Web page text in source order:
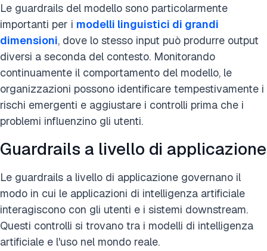
Le guardrails del modello sono particolarmente
importanti per i modelli linguistici di grandi
dimensioni, dove lo stesso input può produrre output
diversi a seconda del contesto. Monitorando
continuamente il comportamento del modello, le
organizzazioni possono identificare tempestivamente i
rischi emergenti e aggiustare i controlli prima che i
problemi influenzino gli utenti.
Guardrails a livello di applicazione
Le guardrails a livello di applicazione governano il
modo in cui le applicazioni di intelligenza artificiale
interagiscono con gli utenti e i sistemi downstream.
Questi controlli si trovano tra i modelli di intelligenza
artificiale e l'uso nel mondo reale.